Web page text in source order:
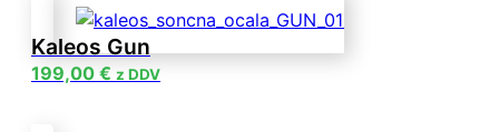
Kaleos Gun
199,00 € z DDV